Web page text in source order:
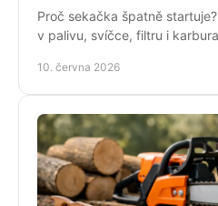
Proč sekačka špatně
v palivu, svíčce, filtru i
10. června 2026